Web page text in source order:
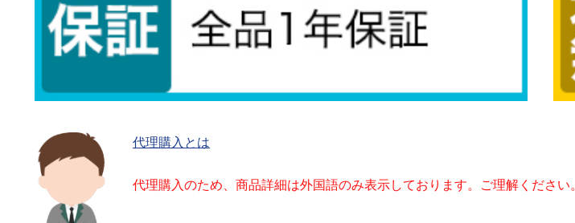
代理購入とは
代理購入のため、商品詳細は外国語のみ表示しております。ご理解ください。